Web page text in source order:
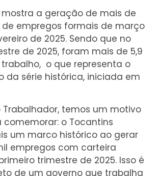
a geração de mais de
de empregos formais de março
de 2025. Sendo que no
de 2025, foram mais de 5,9
o que representa o
da série histórica, iniciada em
Trabalhador, temos um motivo
comemorar: o Tocantins
um marco histórico ao gerar
empregos com carteira
trimestre de 2025. Isso é
de um governo que trabalha